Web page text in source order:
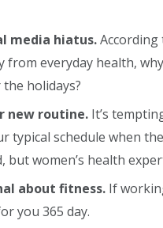
media hiatus.According
from everyday health,
holidays?
new routine. It’s
typical schedule when
but women’s health
about fitness. If
you 365 day.